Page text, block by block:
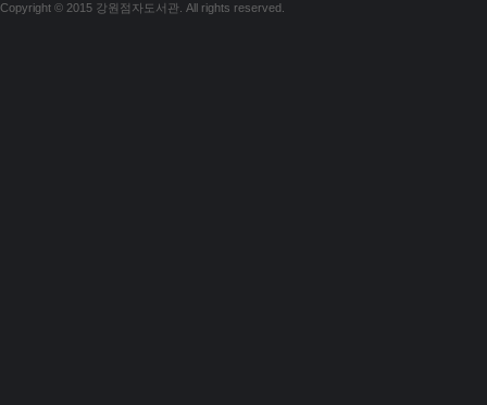
Copyright © 2015 강원점자도서관. All rights reserved.